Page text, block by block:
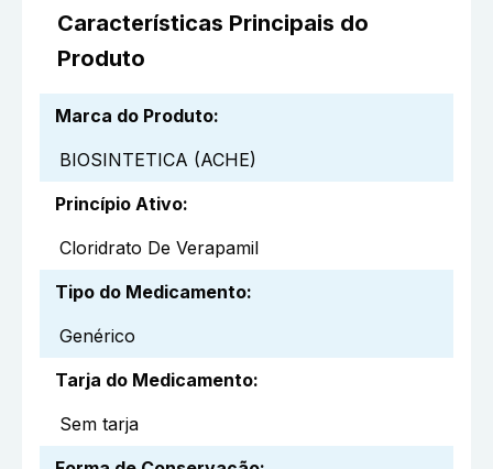
Características Principais do
Produto
Marca do Produto:
BIOSINTETICA (ACHE)
Princípio Ativo:
Cloridrato De Verapamil
Tipo do Medicamento:
Genérico
Tarja do Medicamento:
Sem tarja